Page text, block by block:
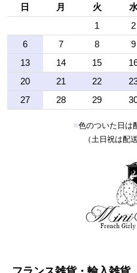
日 月 火
1
2
6
7 8 9
13
14 15
20
21 22
27
28 29
■色のついた日は
（土日祝は配